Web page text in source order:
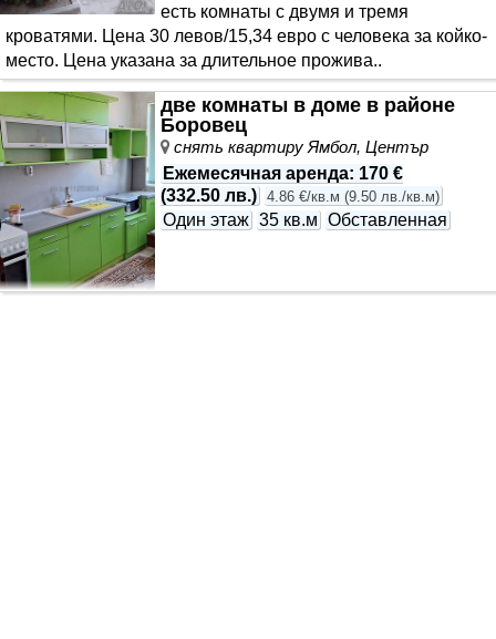
есть комнаты с двумя и тремя
кроватями. Цена 30 левов/15,34 евро с человека за койко-
место. Цена указана за длительное прожива..
две комнаты в доме в районе
Боровец
снять квартиру Ямбол, Център
Ежемесячная аренда: 170 €
(332.50 лв.) 4.86 €/кв.м (9.50 лв./кв.м)
Один этаж 35 кв.м Обставленная